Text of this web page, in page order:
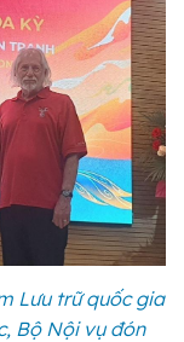
Lưu trữ quốc gia
Bộ Nội vụ đón